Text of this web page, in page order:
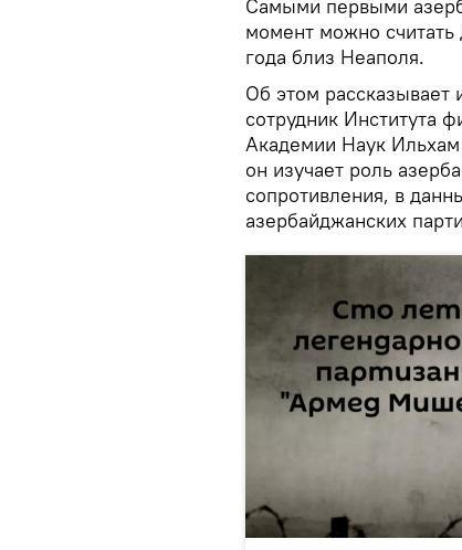
Самыми первыми
момент можно считать
года близ Неаполя.
Об этом рассказывает
сотрудник Института
Академии Наук
он изучает роль
сопротивления, в
азербайджанских